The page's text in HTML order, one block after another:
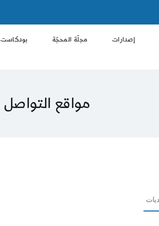
إصدارات مجلّة المحجّة بودكاست
مواقع التواصل